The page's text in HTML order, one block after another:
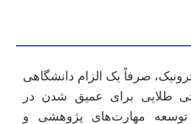
صرفاً یک الزام دانشگاهی
طلایی برای عمیق شدن در
مهارت‌های پژوهشی و